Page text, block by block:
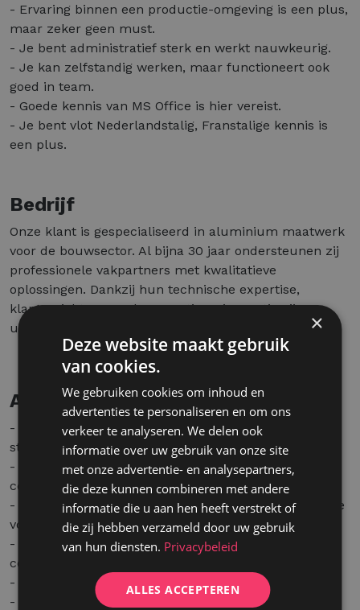
- Ervaring binnen een productie-omgeving is een plus,
maar zeker geen must.
- Je bent administratief sterk en werkt nauwkeurig.
- Je kan zelfstandig werken, maar functioneert ook
goed in team.
- Goede kennis van MS Office is hier vereist.
- Je bent vlot Nederlandstalig, Franstalige kennis is
een plus.
Bedrijf
Onze klant is gespecialiseerd in aluminium maatwerk
voor de bouwsector. Al bijna 30 jaar ondersteunen zij
professionele vakpartners met kwalitatieve
oplossingen. Dankzij hun technische expertise,
klantgerichte aanpak en continue innovatie zijn ze
uitgegroeid tot een vaste waarde binnen de sector.
Aanbod
- Een uitdagende en afwisselende functie binnen een
stabiel en groeiend familiebedrijf.
- Een aangename werksfeer met korte
communicatielijnen.
- Interne opleiding en ondersteuning, met veel ruimte
voor eigen inbreng van ideeën.
- Marktconforme verloning volgens ervaring en
competenties.
- Een bedrijfswagen is bespreekbaar.
- Er is ook een optie om deeltijds aan de slag te gaan.
×
Deze website maakt gebruik
van cookies.
We gebruiken cookies om inhoud en
advertenties te personaliseren en om ons
verkeer te analyseren. We delen ook
informatie over uw gebruik van onze site
met onze advertentie- en analysepartners,
die deze kunnen combineren met andere
informatie die u aan hen heeft verstrekt of
die zij hebben verzameld door uw gebruik
van hun diensten. Privacybeleid
ALLES ACCEPTEREN